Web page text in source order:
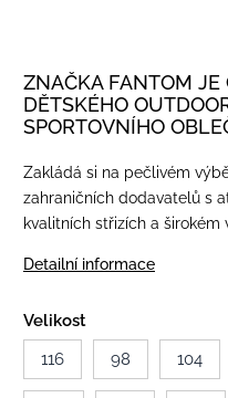
ZNAČKA FANTOM JE
DĚTSKÉHO
SPORTOVNÍHO
Zakládá si na pečlivém
zahraničních dodavatelů s
kvalitních střizích a širokém
Detailní informace
Velikost
116
98 104